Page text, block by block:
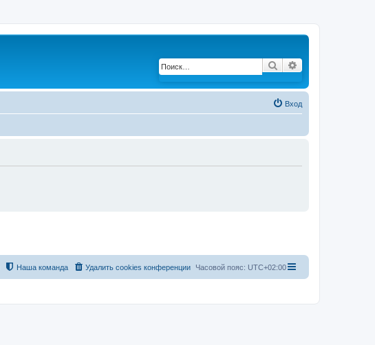
Поиск
Вход
Часовой пояс: UTC+02:00
Удалить cookies конференции
Наша команда